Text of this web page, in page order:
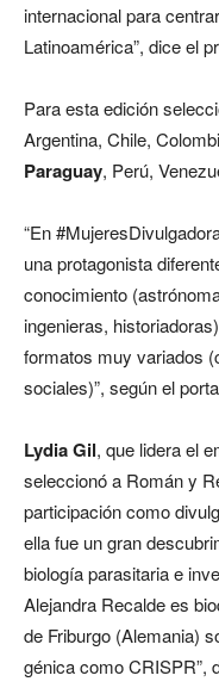
internacional para
Latinoamérica”, dice el
Para esta edición
Argentina, Chile,
Paraguay, Perú,
“En
una protagonista
conocimiento
ingenieras,
formatos muy variados
sociales)”, según el
Lydia Gil, que lidera el
seleccionó a Román y
participación como
ella fue un gran
biología parasitaria e
Alejandra Recalde es
de Friburgo (Alemania)
génica como CRISPR”,